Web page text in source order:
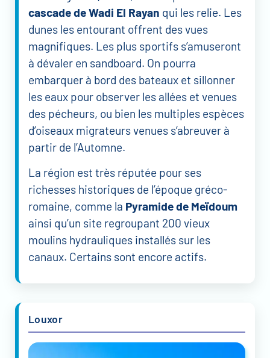
cascade de Wadi El Rayan qui les relie. Les
dunes les entourant offrent des vues
magnifiques. Les plus sportifs s’amuseront
à dévaler en sandboard. On pourra
embarquer à bord des bateaux et sillonner
les eaux pour observer les allées et venues
des pécheurs, ou bien les multiples espèces
d’oiseaux migrateurs venues s’abreuver à
partir de l’Automne.
La région est très réputée pour ses
richesses historiques de l’époque gréco-
romaine, comme la Pyramide de Meïdoum
ainsi qu’un site regroupant 200 vieux
moulins hydrauliques installés sur les
canaux. Certains sont encore actifs.
Louxor